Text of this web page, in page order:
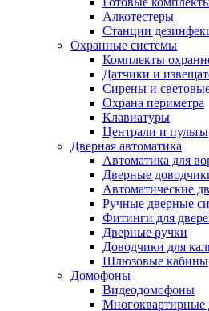
Алкотестеры
Станции
Охранные системы
Комплекты
Датчики и
Сирены и
Охрана периметра
Клавиатуры
Централи и пульты
Дверная автоматика
Автоматика для
Дверные
Автоматические
Ручные дверные
Фитинги для
Дверные ручки
Доводчики для
Шлюзовые кабины
Домофоны
Видеодомофоны